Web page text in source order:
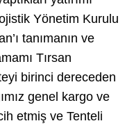
Yönetim Kurulu
tanımanın ve
Tırsan
birinci dereceden
genel kargo ve
etmiş ve Tenteli